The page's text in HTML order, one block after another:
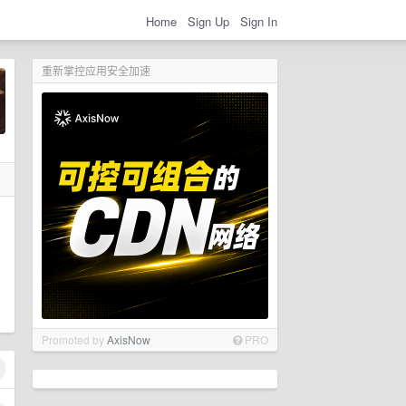
Home Sign Up Sign In
重新掌控应用安全加速
Promoted byAxisNow PRO